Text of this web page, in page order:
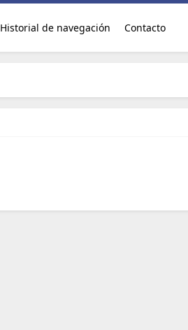
Historial de navegación Contacto